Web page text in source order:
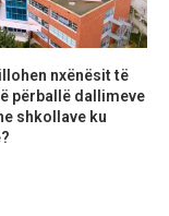
nxënësit të
përballë dallimeve
shkollave ku